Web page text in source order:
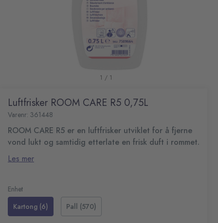
1 / 1
Luftfrisker ROOM CARE R5 0,75L
Varenr: 361448
ROOM CARE R5 er en luftfrisker utviklet for å fjerne
vond lukt og samtidig etterlate en frisk duft i rommet.
Spray i rommet, og etterlat duften av et nyvasket rom.
EUH 208 Inneholder benzisothiazolinone. Kan gi en
allergisk reaksjon
Farge: fargeløs
Les mer
Enhet
Kartong (6)
Pall (570)